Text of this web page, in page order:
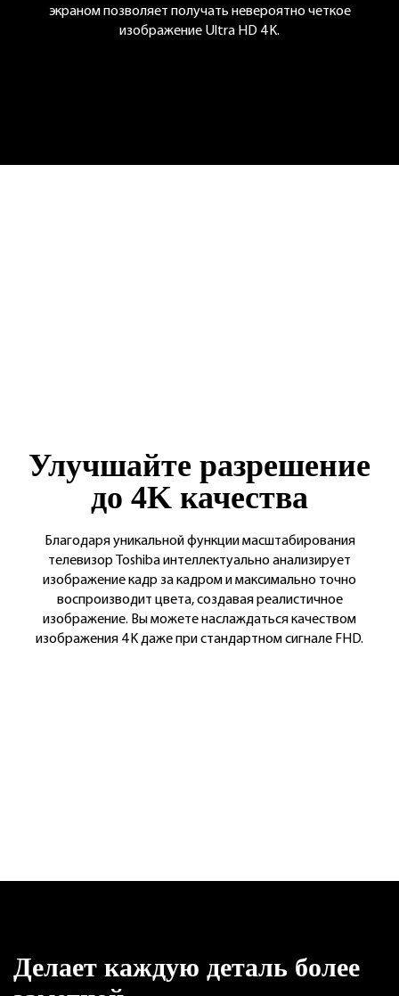
экраном позволяет получать невероятно четкое
изображение Ultra HD 4K.
Улучшайте разрешение
до 4K качества
Благодаря уникальной функции масштабирования
телевизор Toshiba интеллектуально анализирует
изображение кадр за кадром и максимально точно
воспроизводит цвета, создавая реалистичное
изображение. Вы можете наслаждаться качеством
изображения 4K даже при стандартном сигнале FHD.
Делает каждую деталь более